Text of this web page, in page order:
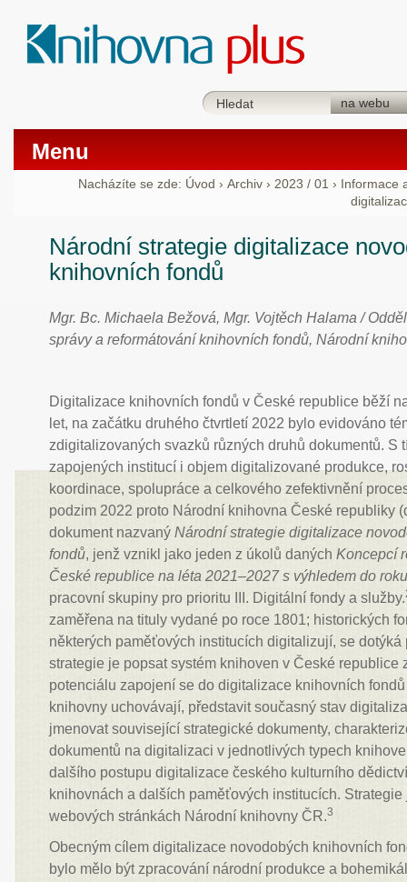
Menu
Nacházíte se zde: Úvod › Archiv › 2023 / 01 ›
Informace
Národní strategie digitalizace
knihovních fondů
Mgr. Bc. Michaela Bežová, Mgr. Vojtěch Halama /
správy a reformátování knihovních fondů, Národní
Digitalizace knihovních fondů v České republice běží
let, na začátku druhého čtvrtletí 2022 bylo evidováno
zdigitalizovaných svazků různých druhů dokumentů. S
zapojených institucí i objem digitalizované produkce,
koordinace, spolupráce a celkového zefektivnění
podzim 2022 proto Národní knihovna České republiky
dokument nazvanýNárodní strategie digitalizace
fondů, jenž vznikl jako jeden z úkolů danýchKoncepcí
České republice na léta 2021–2027 s výhledem do
pracovní skupiny pro prioritu III. Digitální fondy a služby.
zaměřena na tituly vydané po roce 1801; historických
některých paměťových institucích digitalizují, se
strategie je popsat systém knihoven v České republice
potenciálu zapojení se do digitalizace knihovních
knihovny uchovávají, představit současný stav
jmenovat související strategické dokumenty,
dokumentů na digitalizaci v jednotlivých typech
dalšího postupu digitalizace českého kulturního
knihovnách a dalších paměťových institucích. Strategie
webových stránkách Národní knihovny ČR.3
Obecným cílem digitalizace novodobých knihovních
bylo mělo být zpracování národní produkce a